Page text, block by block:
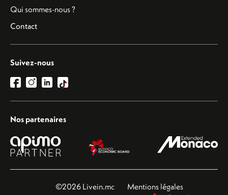
Qui sommes-nous ?
Contact
Suivez-nous
Nos partenaires
©2026 Livein.mc
Mentions légales